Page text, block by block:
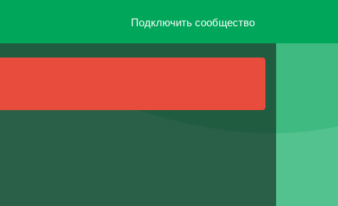
Подключить сообщество